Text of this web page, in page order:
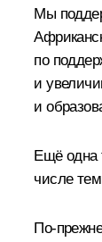
Мы
по
и
и
Ещё одна
числе